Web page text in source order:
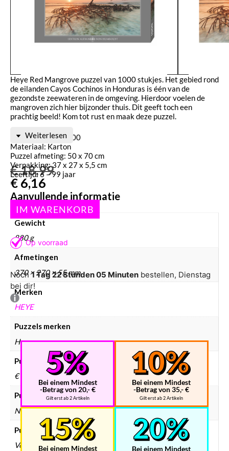
Heye Red Mangrove puzzel van 1000 stukjes. Het gebied rond
de eilanden Cayos Cochinos in Honduras is één van de
gezondste zeewateren in de omgeving. Hierdoor voelen de
mangroven zich hier bijzonder thuis. Dit geeft toch een
prachtig beeld! Kom tot rust en maak deze puzzel.
Aantal stukjes: 1000
Materiaal: Karton
Puzzel afmeting: 50 x 70 cm
Verpakking: 37 x 27 x 5,5 cm
Leeftijd: 6 – 99 jaar
Aanvullende informatie
Gewicht
880 g
Afmetingen
370 × 270 × 55 mm
Merken
HEYE
Puzzels merken
Heye
Puzzels prijsklasse
€ 10 – € 25
Puzzels collectie
Natuur
Puzzels doelgroep
Volwassenen
Weiterlesen
€18,99
€ 6,16
Noch1 Tag 22 Stunden 05 Minuten bestellen, Dienstag
bei dir!
Bei einem Mindest
-Betrag von 20,- €
Gilt erst ab 2 Artikeln
Bei einem Mindest
-Betrag von 35,- €
Gilt erst ab 2 Artikeln
Bei einem Mindest
Bei einem Mindest